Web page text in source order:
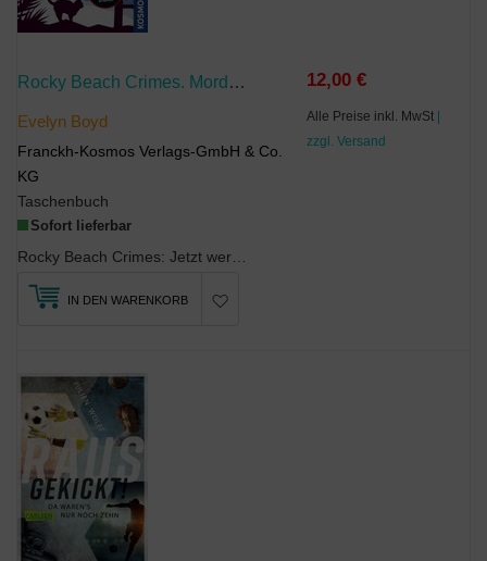
Rocky Beach Crimes. Mord Unter Palmen
Evelyn Boyd
Franckh-Kosmos Verlags-GmbH & Co.
KG
Taschenbuch
Sofort lieferbar
12,00 €
Alle Preise inkl. MwSt |
zzgl. Versand
IN DEN WARENKORB